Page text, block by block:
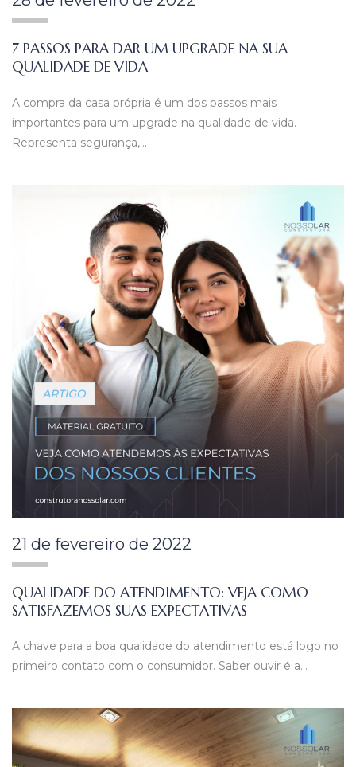
7 PASSOS PARA DAR UM UPGRADE NA SUA
QUALIDADE DE VIDA
A compra da casa própria é um dos passos mais
importantes para um upgrade na qualidade de vida.
Representa segurança,…
21 de fevereiro de 2022
QUALIDADE DO ATENDIMENTO: VEJA COMO
SATISFAZEMOS SUAS EXPECTATIVAS
A chave para a boa qualidade do atendimento está logo no
primeiro contato com o consumidor. Saber ouvir é a…